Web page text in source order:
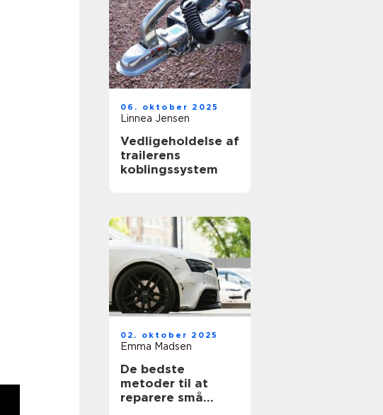
06. oktober 2025
Linnea Jensen
Vedligeholdelse af
trailerens
koblingssystem
02. oktober 2025
Emma Madsen
De bedste
metoder til at
reparere små